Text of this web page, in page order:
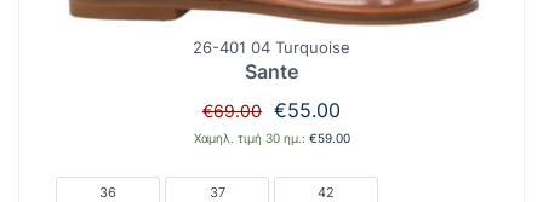
26-401 04 Turquoise
Sante
€69.00 Original
price
€69.00.
€55.00
τρέχουσα
Χαμηλ. τιμή 30 ημ.: €59.00
36 37 42